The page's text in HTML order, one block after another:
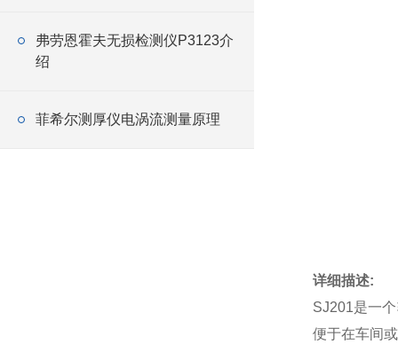
弗劳恩霍夫无损检测仪P3123介
绍
菲希尔测厚仪电涡流测量原理
详细描述:
SJ201是一
便于在车间